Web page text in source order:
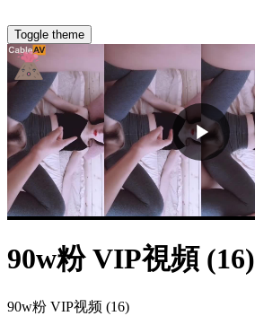
Toggle theme
90w粉 VIP視頻 (16)
90w粉 VIP视频 (16)